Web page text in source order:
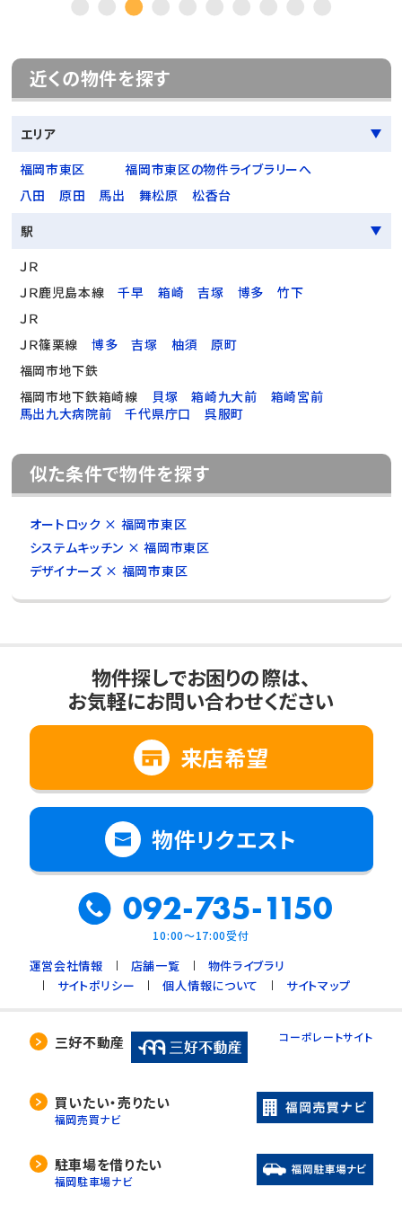
近くの物件を探す
エリア
福岡市東区
福岡市東区の物件ライブラリーへ
八田
原田 馬出 舞松原
松香台
駅
ＪＲ
ＪＲ鹿児島本線
千早 箱崎 吉塚 博多
竹下
ＪＲ
ＪＲ篠栗線
博多 吉塚 柚須
原町
福岡市地下鉄
福岡市地下鉄箱崎線
貝塚 箱崎九大前
箱崎宮前
馬出九大病院前
千代県庁口 呉服町
似た条件で物件を探す
オートロック × 福岡市東区
システムキッチン × 福岡市東区
デザイナーズ × 福岡市東区
物件探しでお困りの際は、
お気軽にお問い合わせください
来店希望
物件リクエスト
092-735-1150
10:00～17:00受付
運営会社情報 店舗一覧
物件ライブラリ
サイトポリシー
個人情報について サイトマップ
三好不動産 コーポレートサイト
買いたい・売りたい
福岡売買ナビ
駐車場を借りたい
福岡駐車場ナビ